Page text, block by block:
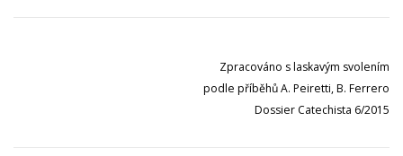
Zpracováno s laskavým svolením
podle příběhů A. Peiretti, B. Ferrero
Dossier Catechista 6/2015